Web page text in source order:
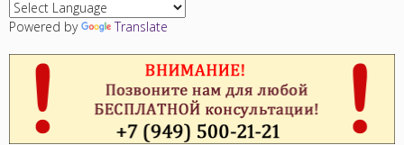
Powered by Translate